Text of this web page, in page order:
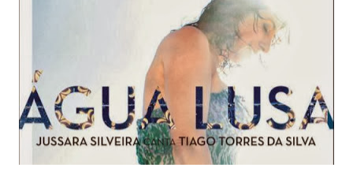
da Bossa Nova, o samba está presente em ‘Maria (l’autre
chienne)’, cantada em dueto com Roberta Sá. O álbum
produzido por Guilherme Gê e Emerson Villani vai além da
ensolarada orla da Zona Sul carioca, trilhando o pop
mexicano de Julieta Venegas (‘Lento’) e do argentino Charly
García (‘Cancion para mi muerte’). A mítica Evita Perón...